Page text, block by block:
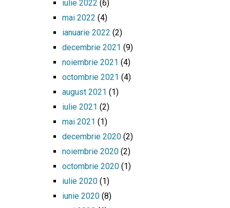
iulie 2022 (6)
mai 2022 (4)
ianuarie 2022 (2)
decembrie 2021 (9)
noiembrie 2021 (4)
octombrie 2021 (4)
august 2021 (1)
iulie 2021 (2)
mai 2021 (1)
decembrie 2020(2)
noiembrie 2020(2)
octombrie 2020(1)
iulie 2020(1)
iunie 2020(8)